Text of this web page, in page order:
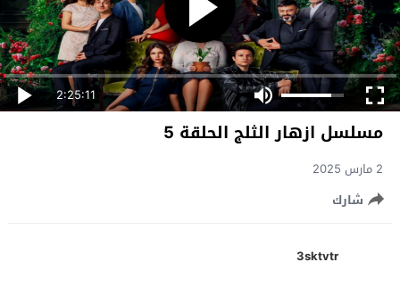
2:25:11
مسلسل ازهار الثلج الحلقة 5
2 مارس 2025
شارك
3sktvtr